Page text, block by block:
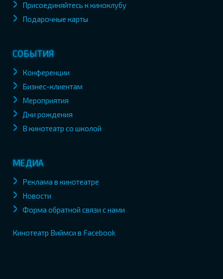
Присоединяйтесь к киноклубу
Подарочные карты
СОБЫТИЯ
Конференции
Бизнес-клиентам
Мероприятия
Дни рождения
В кинотеатр со школой
МЕДИА
Реклама в кинотеатре
Новости
Форма обратной связи с нами
Кинотеатр Виймси в Facebook